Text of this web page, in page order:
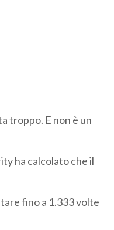
troppo. E non è un
ha calcolato che il
fino a 1.333 volte